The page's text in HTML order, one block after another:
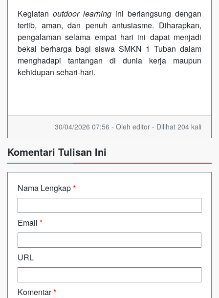
Kegiatan outdoor learning ini berlangsung dengan
tertib, aman, dan penuh antusiasme. Diharapkan,
pengalaman selama empat hari ini dapat menjadi
bekal berharga bagi siswa SMKN 1 Tuban dalam
menghadapi tantangan di dunia kerja maupun
kehidupan sehari-hari.
30/04/2026 07:56 - Oleh editor - Dilihat 204 kali
Komentari Tulisan Ini
Nama Lengkap*
Email *
URL
Komentar*